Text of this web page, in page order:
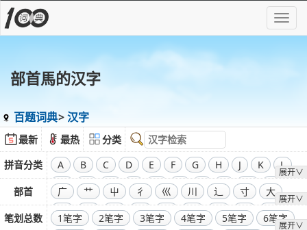
部首馬的汉字
百题词典 汉字
最新 最热
分类
拼音分类
展开∨
A B C D E F G H J K
L
M
N O P Q R S T W
X
Y
Z
部首
展开∨
广 艹 屮 彳 巛 川 辶 寸
大
飞
干 工 弓 廾 囗 己 彐
彑
笔划总数
展开∨
1笔字 2笔字 3笔字 4笔字 5笔字
6笔字